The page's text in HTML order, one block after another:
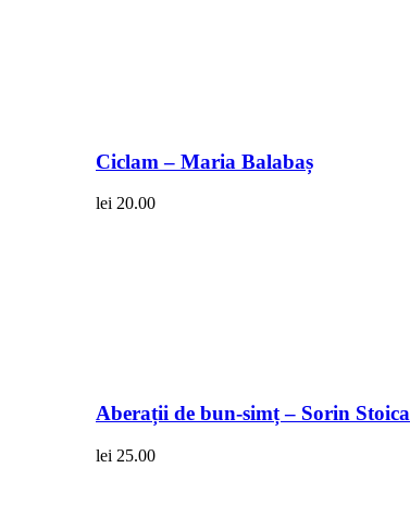
Ciclam – Maria Balabaș
lei 20.00
Aberații de bun-simț – Sorin Stoica
lei 25.00